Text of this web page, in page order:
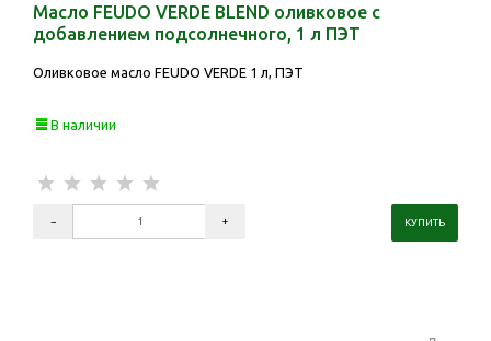
Масло FEUDO VERDE BLEND оливковое с
добавлением подсолнечного, 1 л ПЭТ
Оливковое масло FEUDO VERDE 1 л, ПЭТ
В наличии